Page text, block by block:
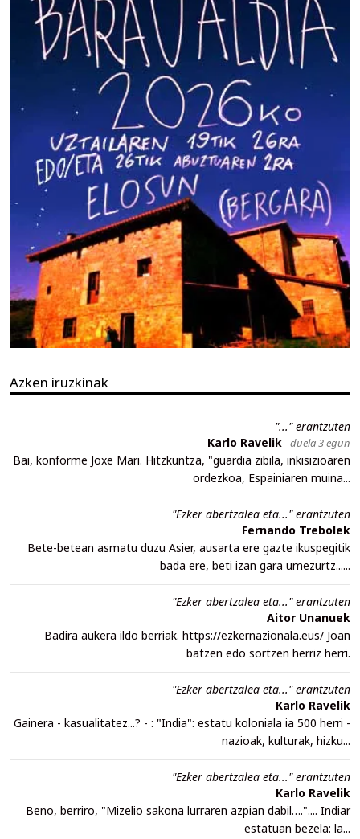
Azken iruzkinak
"..." erantzuten
Karlo Ravelik duela 3 egun
Bai, konforme Joxe Mari. Hitzkuntza, "guardia zibila, inkisizioaren
ordezkoa, Espainiaren muina...
"Ezker abertzalea eta..." erantzuten
Fernando Trebolek
Bete-betean asmatu duzu Asier, ausarta ere gazte ikuspegitik
bada ere, beti izan gara umezurtz......
"Ezker abertzalea eta..." erantzuten
Aitor Unanuek
Badira aukera ildo berriak. https://ezkernazionala.eus/ Joan
batzen edo sortzen herriz herri.
"Ezker abertzalea eta..." erantzuten
Karlo Ravelik
Gainera - kasualitatez...? - : "India": estatu koloniala ia 500 herri -
nazioak, kulturak, hizku...
"Ezker abertzalea eta..." erantzuten
Karlo Ravelik
Beno, berriro, "Mizelio sakona lurraren azpian dabil….".... Indiar
estatuan bezela: la...